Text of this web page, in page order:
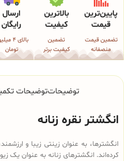
پایین‌ترین
قیمت
تضمین قیمت
منصفانه
بالاترین
کیفیت
تضمین
کیفیت برتر
ارسال
رایگان
بالای 4
تومان
توضیحاتتوضیحات
انگشتر نقره زنانه
انگشترها، به عنوان زینتی زیبا و
کرده‌اند. انگشترهای زنانه به عنوان یک